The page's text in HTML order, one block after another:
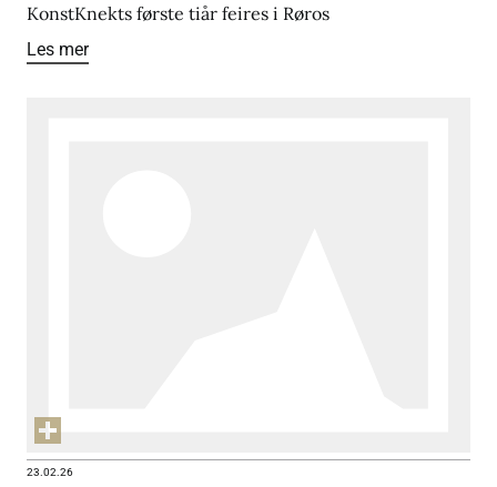
KonstKnekts første tiår feires i Røros
Les mer
23.02.26